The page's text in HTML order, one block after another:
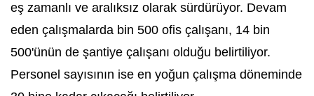
eş zamanlı ve aralıksız olarak sürdürüyor. Devam
eden çalışmalarda bin 500 ofis çalışanı, 14 bin
500'ünün de şantiye çalışanı olduğu belirtiliyor.
Personel sayısının ise en yoğun çalışma döneminde